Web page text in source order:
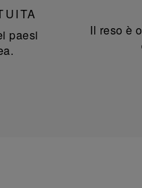
paesi
Il reso è